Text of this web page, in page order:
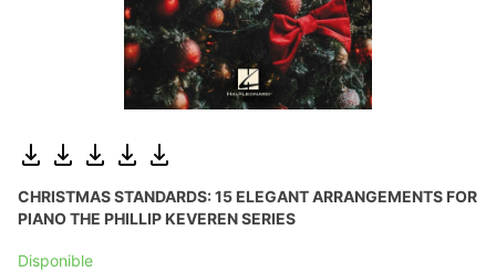
CHRISTMAS STANDARDS: 15 ELEGANT ARRANGEMENTS FOR
PIANO THE PHILLIP KEVEREN SERIES
Disponible